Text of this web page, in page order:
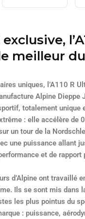
meilleur
uniques, l’A110 R
Alpine Dieppe
totalement unique
: elle accélère
un tour de la
une puissance allant
et de
d’Alpine ont travaillé
Ils se sont mis dans
les plus pointus du
: puissance,